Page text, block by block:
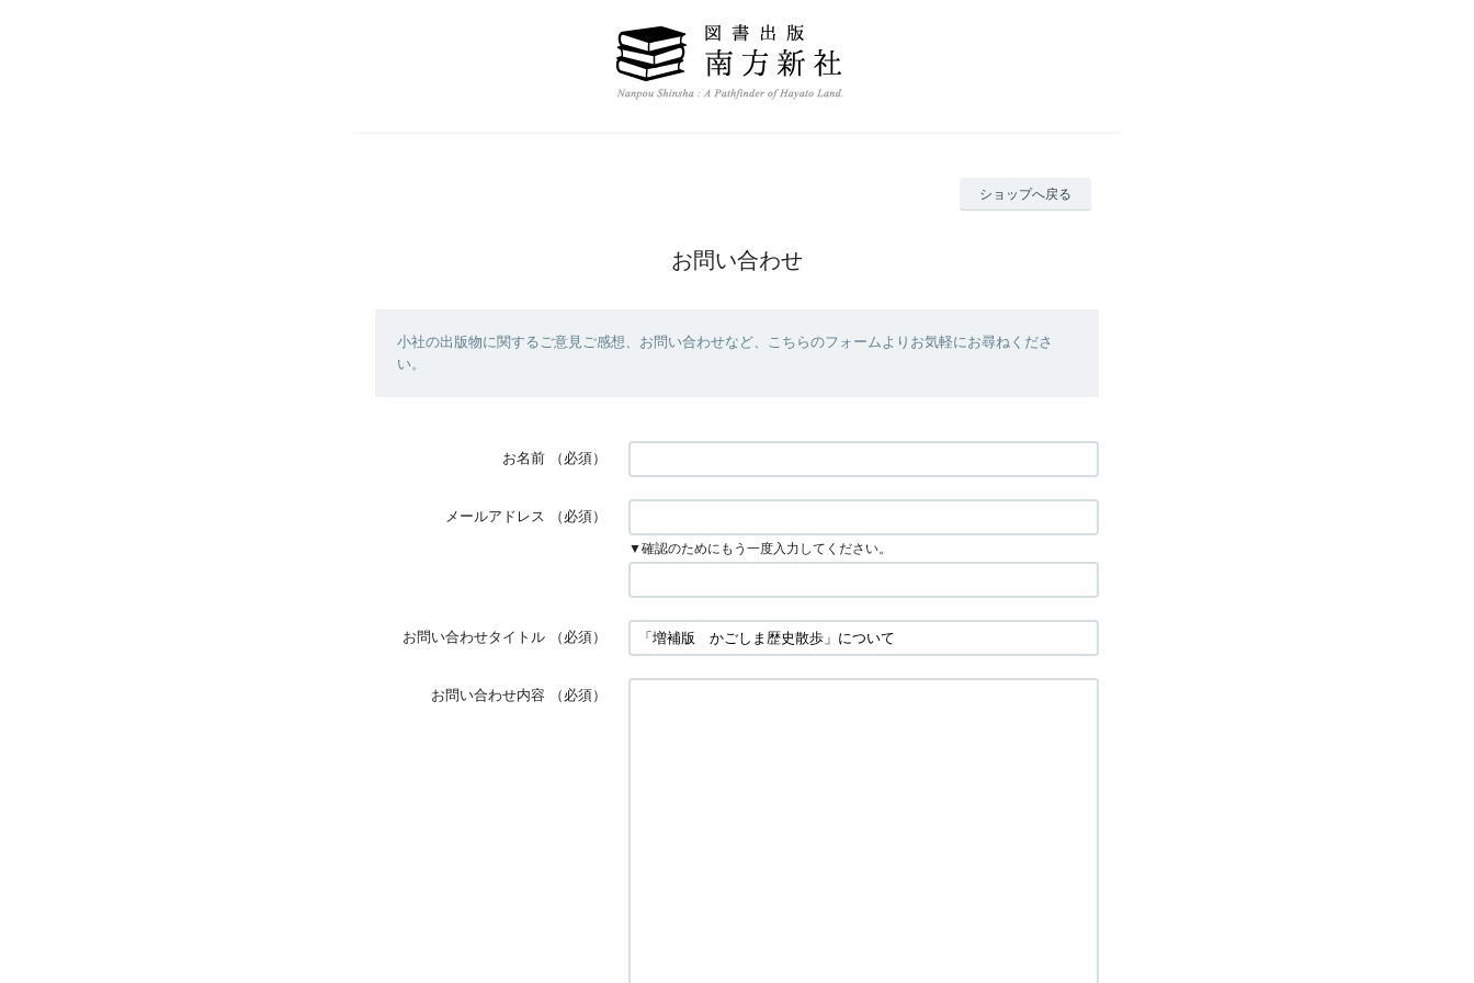
ショップへ戻る
お問い合わせ
小社の出版物に関するご意見ご感想、お問い合わせなど、こちらのフォームよりお気軽にお尋ねくださ
い。
お名前 （必須）
メールアドレス （必須）
▼確認のためにもう一度入力してください。
お問い合わせタイトル （必須）
お問い合わせ内容 （必須）